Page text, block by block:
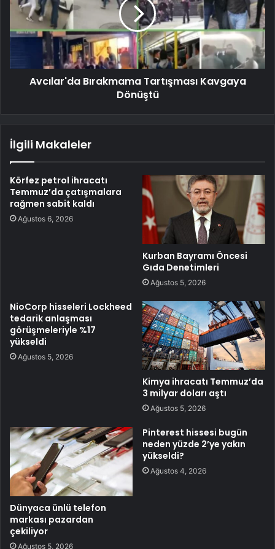
Avcılar'da Bırakmama Tartışması Kavgaya
Dönüştü
İlgili Makaleler
Körfez petrol ihracatı
Temmuz’da çatışmalara
rağmen sabit kaldı
Ağustos 6, 2026
Kurban Bayramı Öncesi
Gıda Denetimleri
Ağustos 5, 2026
NioCorp hisseleri Lockheed
tedarik anlaşması
görüşmeleriyle %17
yükseldi
Ağustos 5, 2026
Kimya ihracatı Temmuz’da
3 milyar doları aştı
Ağustos 5, 2026
Dünyaca ünlü telefon
markası pazardan
çekiliyor
Ağustos 5, 2026
Pinterest hissesi bugün
neden yüzde 2’ye yakın
yükseldi?
Ağustos 4, 2026